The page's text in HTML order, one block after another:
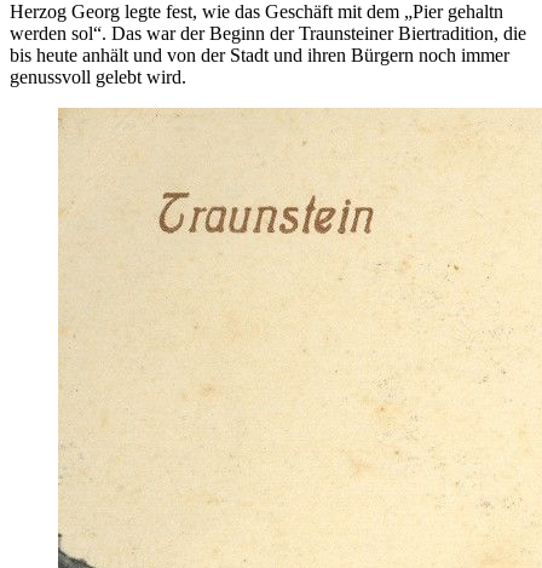
Herzog Georg legte fest, wie das Geschäft mit dem „Pier gehaltn
werden sol“. Das war der Beginn der Traunsteiner Biertradition, die
bis heute anhält und von der Stadt und ihren Bürgern noch immer
genussvoll gelebt wird.